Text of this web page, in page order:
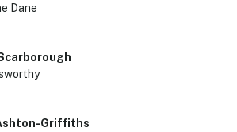
Dane
Griffiths